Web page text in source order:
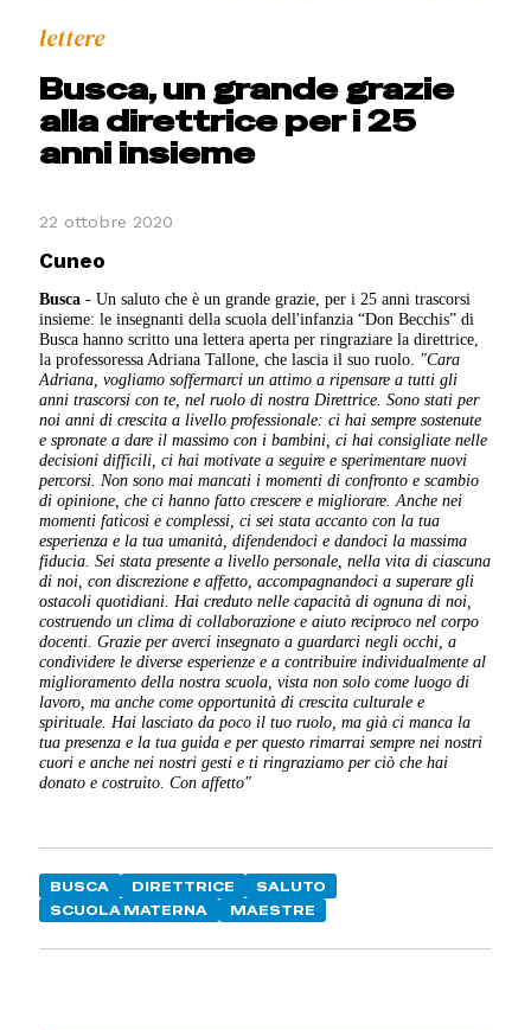
lettere
Busca, un grande grazie
alla direttrice per i 25
anni insieme
22 ottobre 2020
Cuneo
Busca - Un saluto che è un grande grazie, per i 25 anni trascorsi
insieme: le insegnanti della scuola dell'infanzia “Don Becchis” di
Busca hanno scritto una lettera aperta per ringraziare la direttrice,
la professoressa Adriana Tallone, che lascia il suo ruolo. "Cara
Adriana, vogliamo soffermarci un attimo a ripensare a tutti gli
anni trascorsi con te, nel ruolo di nostra Direttrice. Sono stati per
noi anni di crescita a livello professionale: ci hai sempre sostenute
e spronate a dare il massimo con i bambini, ci hai consigliate nelle
decisioni difficili, ci hai motivate a seguire e sperimentare nuovi
percorsi. Non sono mai mancati i momenti di confronto e scambio
di opinione, che ci hanno fatto crescere e migliorare. Anche nei
momenti faticosi e complessi, ci sei stata accanto con la tua
esperienza e la tua umanità, difendendoci e dandoci la massima
fiducia. Sei stata presente a livello personale, nella vita di ciascuna
di noi, con discrezione e affetto, accompagnandoci a superare gli
ostacoli quotidiani. Hai creduto nelle capacità di ognuna di noi,
costruendo un clima di collaborazione e aiuto reciproco nel corpo
docenti. Grazie per averci insegnato a guardarci negli occhi, a
condividere le diverse esperienze e a contribuire individualmente al
miglioramento della nostra scuola, vista non solo come luogo di
lavoro, ma anche come opportunità di crescita culturale e
spirituale. Hai lasciato da poco il tuo ruolo, ma già ci manca la
tua presenza e la tua guida e per questo rimarrai sempre nei nostri
cuori e anche nei nostri gesti e ti ringraziamo per ciò che hai
donato e costruito. Con affetto"
BUSCA DIRETTRICE
SALUTO
SCUOLA MATERNA
MAESTRE